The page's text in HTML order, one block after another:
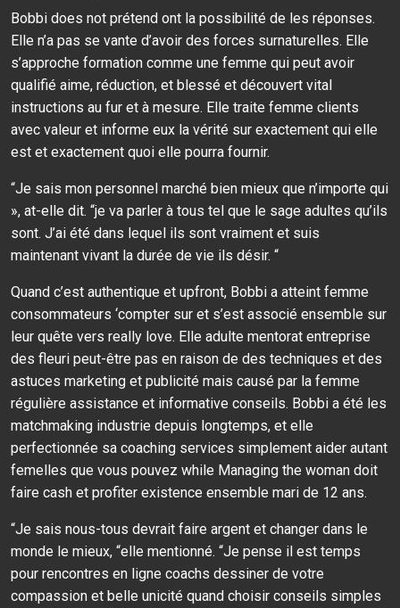
Bobbi does not prétend ont la possibilité de les réponses.
Elle n’a pas se vante d’avoir des forces surnaturelles. Elle
s’approche formation comme une femme qui peut avoir
qualifié aime, réduction, et blessé et découvert vital
instructions au fur et à mesure. Elle traite femme clients
avec valeur et informe eux la vérité sur exactement qui elle
est et exactement quoi elle pourra fournir.
“Je sais mon personnel marché bien mieux que n’importe qui
», at-elle dit. “je va parler à tous tel que le sage adultes qu’ils
sont. J’ai été dans lequel ils sont vraiment et suis
maintenant vivant la durée de vie ils désir. “
Quand c’est authentique et upfront, Bobbi a atteint femme
consommateurs ‘compter sur et s’est associé ensemble sur
leur quête vers really love. Elle adulte mentorat entreprise
des fleuri peut-être pas en raison de des techniques et des
astuces marketing et publicité mais causé par la femme
régulière assistance et informative conseils. Bobbi a été les
matchmaking industrie depuis longtemps, et elle
perfectionnée sa coaching services simplement aider autant
femelles que vous pouvez while Managing the woman doit
faire cash et profiter existence ensemble mari de 12 ans.
“Je sais nous-tous devrait faire argent et changer dans le
monde le mieux, “elle mentionné. “Je pense il est temps
pour rencontres en ligne coachs dessiner de votre
compassion et belle unicité quand choisir conseils simples